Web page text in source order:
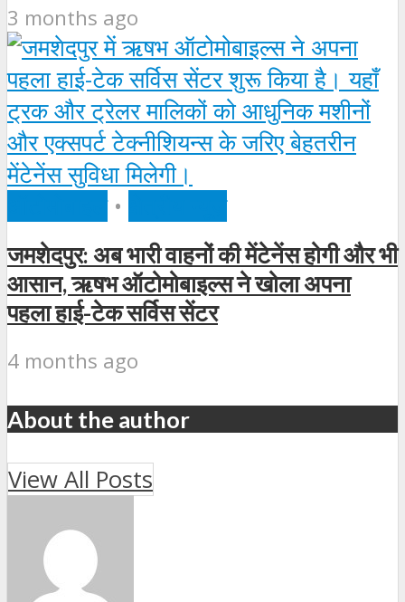
3 months ago
•
जमशेदपुर: अब भारी वाहनों की मेंटेनेंस होगी और भी
आसान, ऋषभ ऑटोमोबाइल्स ने खोला अपना
पहला हाई-टेक सर्विस सेंटर
4 months ago
About the author
View All Posts